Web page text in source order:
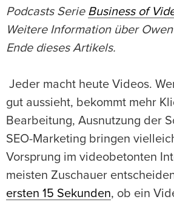
Podcasts Serie Business of
Weitere Information über
Ende dieses Artikels.
Jeder macht heute Videos.
gut aussieht, bekommt mehr
Bearbeitung, Ausnutzung der
SEO-Marketing bringen
Vorsprung im videobetonten
meisten Zuschauer
ersten 15 Sekunden, ob ein